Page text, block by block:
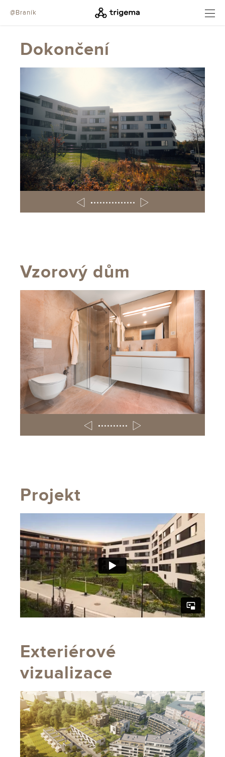
@Braník
Dokončení
Vzorový dům
Projekt
Exteriérové
vizualizace